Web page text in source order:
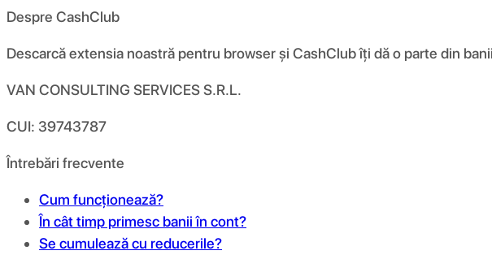
Despre CashClub
Descarcă extensia noastră pentru browser și CashClub îți dă o parte din
VAN CONSULTING SERVICES S.R.L.
CUI: 39743787
Întrebări frecvente
Cum funcționează?
În cât timp primesc banii în cont?
Se cumulează cu reducerile?